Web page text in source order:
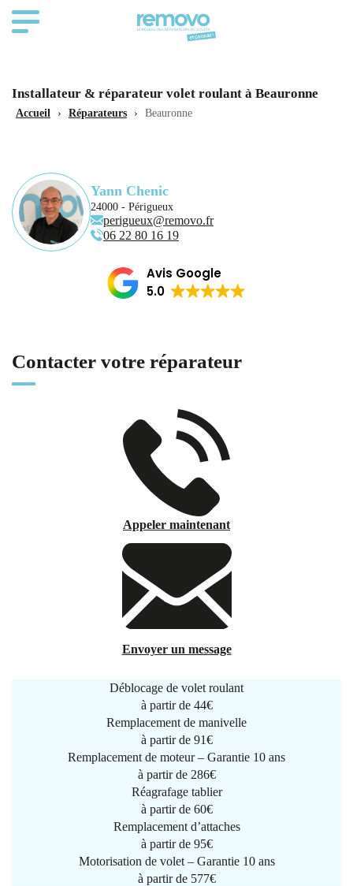
Installateur & réparateur volet roulant à Beauronne
Accueil › Réparateurs › Beauronne
Yann Chenic
24000 - Périgueux
perigueux@removo.fr
06 22 80 16 19
Avis Google
5.0
Contacter votre réparateur
Appeler maintenant
Envoyer un message
Déblocage de volet roulant
à partir de 44€
Remplacement de manivelle
à partir de 91€
Remplacement de moteur – Garantie 10 ans
à partir de 286€
Réagrafage tablier
à partir de 60€
Remplacement d’attaches
à partir de 95€
Motorisation de volet – Garantie 10 ans
à partir de 577€